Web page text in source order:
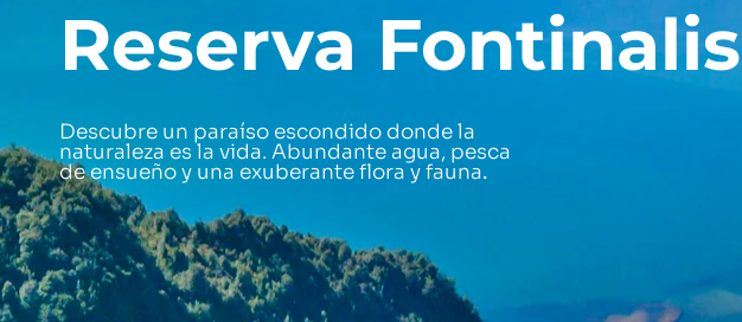
Reserva Fontinalis
Descubre un paraíso escondido donde la
naturaleza es la vida. Abundante agua, pesca
de ensueño y una exuberante flora y fauna.